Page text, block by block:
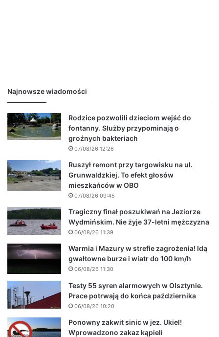
Najnowsze wiadomości
Rodzice pozwolili dzieciom wejść do
fontanny. Służby przypominają o
groźnych bakteriach
07/08/26 12:26
Ruszył remont przy targowisku na ul.
Grunwaldzkiej. To efekt głosów
mieszkańców w OBO
07/08/26 09:45
Tragiczny finał poszukiwań na Jeziorze
Wydmińskim. Nie żyje 37-letni mężczyzna
06/08/26 11:39
Warmia i Mazury w strefie zagrożenia! Idą
gwałtowne burze i wiatr do 100 km/h
06/08/26 11:30
Testy 55 syren alarmowych w Olsztynie.
Prace potrwają do końca października
06/08/26 10:20
Ponowny zakwit sinic w jez. Ukiel!
Wprowadzono zakaz kąpieli